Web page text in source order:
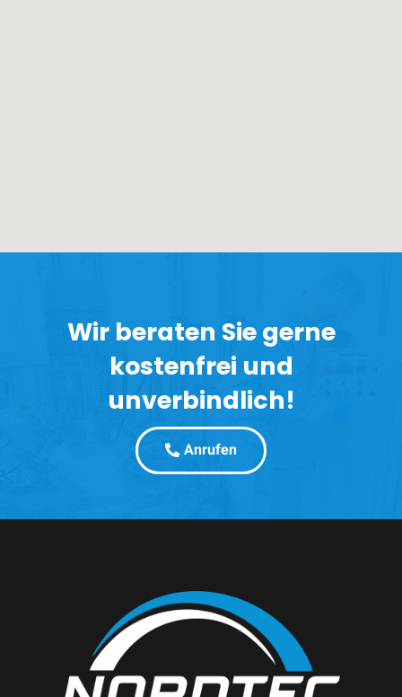
Wir beraten Sie gerne
kostenfrei und
unverbindlich!
Anrufen